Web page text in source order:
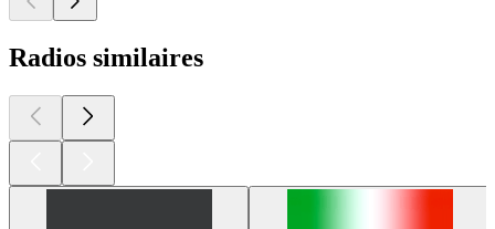
Radios similaires